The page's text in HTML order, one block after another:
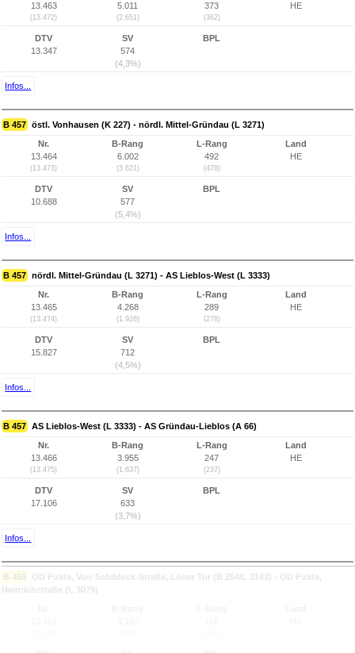
13.463
(13.472)
5.011
(2.651)
373
(362)
HE
DTV
13.347
SV
574
(4,3%)
BPL
Infos...
B 457 östl. Vonhausen (K 227) - nördl. Mittel-Gründau (L 3271)
Nr.
13.464
(13.473)
B-Rang
6.002
(3.621)
L-Rang
492
(478)
Land
HE
DTV
10.688
SV
577
(5,4%)
BPL
Infos...
B 457 nördl. Mittel-Gründau (L 3271) - AS Lieblos-West (L 3333)
Nr.
13.465
(13.474)
B-Rang
4.268
(1.928)
L-Rang
289
(278)
Land
HE
DTV
15.827
SV
712
(4,5%)
BPL
Infos...
B 457 AS Lieblos-West (L 3333) - AS Gründau-Lieblos (A 66)
Nr.
13.466
(13.475)
B-Rang
3.955
(1.637)
L-Rang
247
(237)
Land
HE
DTV
17.106
SV
633
(3,7%)
BPL
Infos...
B 458
OD Fulda, Von-Schildeck-Straße, Löher Tor (B 254/L 3143) - OD Fulda,
Heinrichstraße (L 3079)